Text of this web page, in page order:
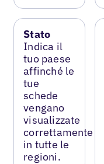
Stato
Indica il
tuo paese
affinché le
tue
schede
vengano
visualizzate
correttamente
in tutte le
regioni.